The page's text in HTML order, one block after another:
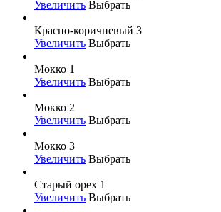
Увеличить Выбрать
Красно-коричневый 3
Увеличить Выбрать
Мокко 1
Увеличить Выбрать
Мокко 2
Увеличить Выбрать
Мокко 3
Увеличить Выбрать
Старый орех 1
Увеличить Выбрать